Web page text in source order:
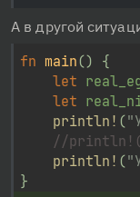
А в другой
fn main() {
let
let
println! (
//
println! (
}